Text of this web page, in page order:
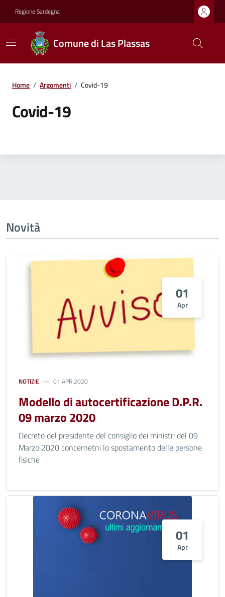
Regione Sardegna
Comune di Las Plassas
Home / Argomenti / Covid-19
Covid-19
Novità
01
Apr
NOTIZIE 01 APR 2020
Modello di autocertificazione D.P.R.
09 marzo 2020
Decreto del presidente del consiglio dei ministri del 09
Marzo 2020 concernetni lo spostamento delle persone
fisiche
01
Apr